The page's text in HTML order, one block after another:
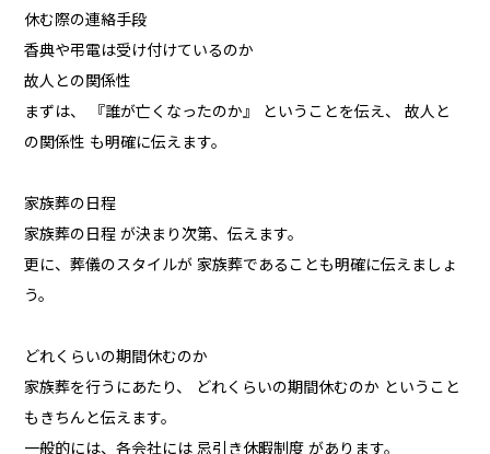
休む際の連絡手段
香典や弔電は受け付けているのか
故人との関係性
まずは、 『誰が亡くなったのか』 ということを伝え、 故人と
の関係性 も明確に伝えます。
家族葬の日程
家族葬の日程 が決まり次第、伝えます。
更に、葬儀のスタイルが 家族葬であることも明確に伝えましょ
う。
どれくらいの期間休むのか
家族葬を行うにあたり、 どれくらいの期間休むのか ということ
もきちんと伝えます。
一般的には、各会社には 忌引き休暇制度 があります。